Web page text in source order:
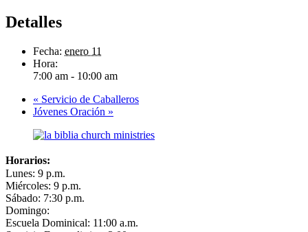
Detalles
Fecha: enero 11
Hora:
7:00 am - 10:00 am
« Servicio de Caballeros
Jóvenes Oración »
Horarios:
Lunes: 9 p.m.
Miércoles: 9 p.m.
Sábado: 7:30 p.m.
Domingo:
Escuela Dominical: 11:00 a.m.